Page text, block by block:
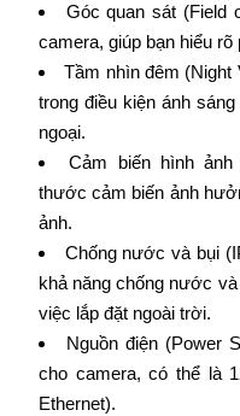
Góc quan sát (Field
camera, giúp bạn hiểu rõ
Tầm nhìn đêm (Night
trong điều kiện ánh
ngoại.
Cảm biến hình
thước cảm biến ảnh
ảnh.
Chống nước và bụi
khả năng chống nước
việc lắp đặt ngoài trời.
Nguồn điện (Power
cho camera, có thể là
Ethernet).